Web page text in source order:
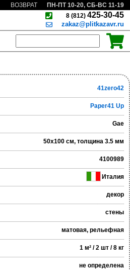
ВОЗВРАТ
ПН-ПТ 10-20, СБ-ВС 11-19
8 (812) 425-30-45
zakaz@plitkazavr.ru
41zero42
Paper41 Up
Gae
50x100 см, толщина 3.5 мм
4100989
Италия
декор
стены
матовая, рельефная
1 м² / 2 шт / 8 кг
не определена